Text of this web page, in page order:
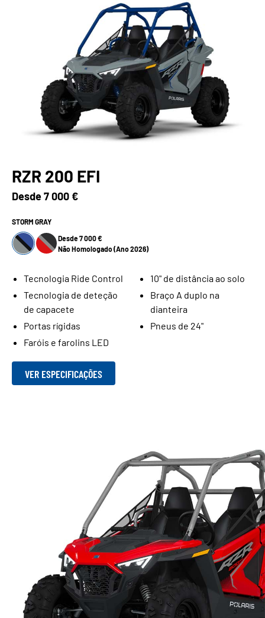
RZR 200 EFI
Desde7 000 €
STORM GRAY
Desde 7 000 €
Não Homologado (Ano 2026)
Tecnologia Ride Control
Tecnologia de deteção
de capacete
Portas rígidas
Faróis e farolins LED
10" de distância ao solo
Braço A duplo na
dianteira
Pneus de 24"
VER ESPECIFICAÇÕES